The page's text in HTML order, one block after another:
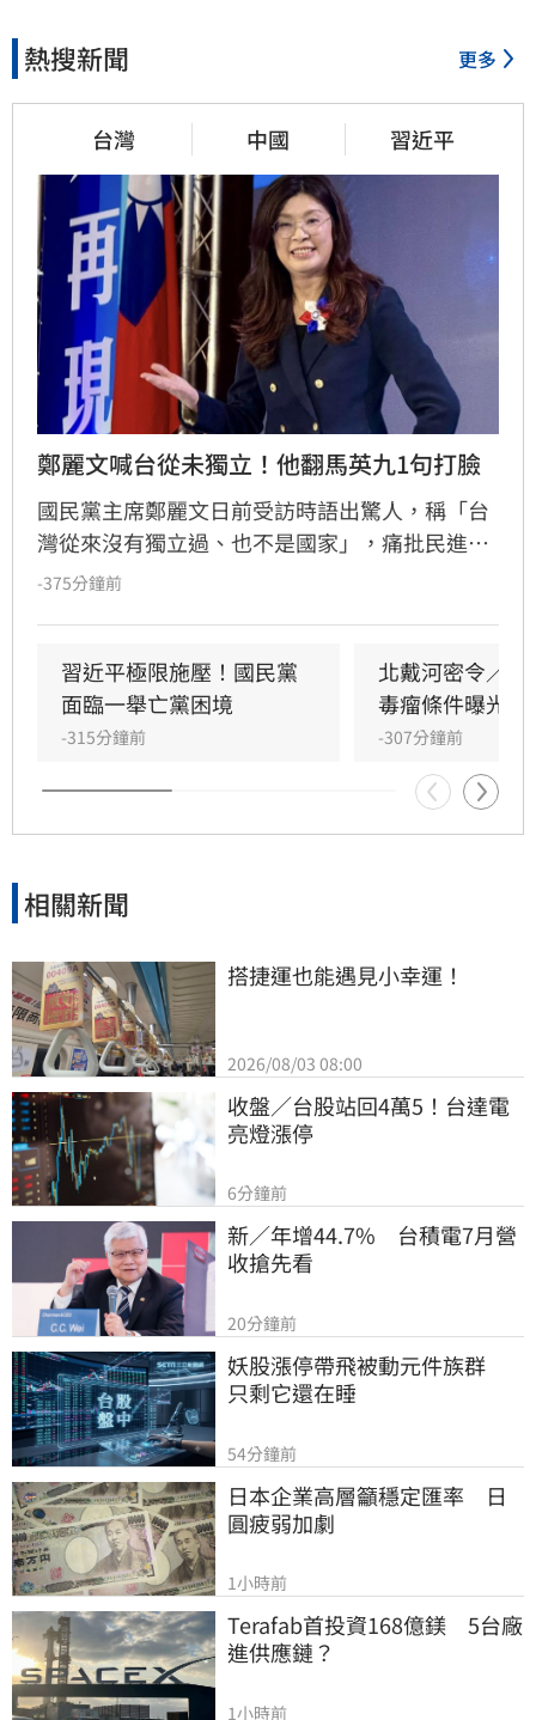
熱搜新聞 更多
台灣 中國 習近平
鄭麗文喊台從未獨立！他翻馬英九1句打臉
國民黨主席鄭麗文日前受訪時語出驚人，稱「台
灣從來沒有獨立過、也不是國家」，痛批民進黨
主張台獨是自欺欺人，相關言論引發政壇熱議。
稱呼中華民國或台灣，我國具備主權獨立、民主
法治及人權保障，且擁有自行選舉總統的權利，
與對岸互不隸屬。他強調國民黨過去論述多主張
台灣在中華民國治理下為獨立國家，鄭麗文的言
論與過往脈絡顯有差異，再度引發對於國家定位
與兩岸關係的激烈辯論。
-375分鐘前
習近平極限施壓！國民黨
面臨一舉亡黨困境
-315分鐘前
北戴河密令／
毒瘤條件曝光
-307分鐘前
相關新聞
搭捷運也能遇見小幸運！
2026/08/03 08:00
收盤／台股站回4萬5！台達電
亮燈漲停
6分鐘前
新／年增44.7%　台積電7月營
收搶先看
20分鐘前
妖股漲停帶飛被動元件族群
只剩它還在睡
54分鐘前
日本企業高層籲穩定匯率　日
圓疲弱加劇
1小時前
Terafab首投資168億鎂　5台廠
進供應鏈？
1小時前